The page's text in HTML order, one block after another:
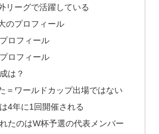
リーグで活躍している
のプロフィール
ロフィール
ロフィール
は？
＝ワールドカップ出場ではない
4年に1回開催される
たのはW杯予選の代表メンバー